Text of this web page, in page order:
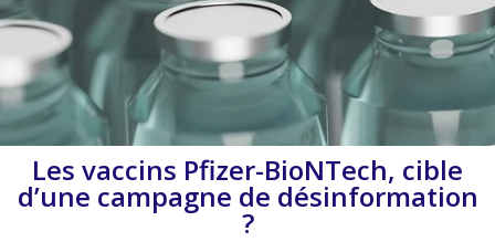
Les vaccins Pfizer-BioNTech, cible
d’une campagne de désinformation
?